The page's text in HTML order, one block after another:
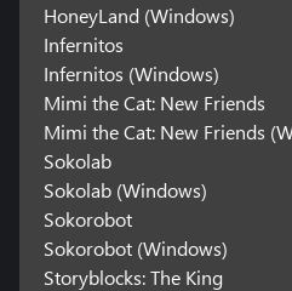
HoneyLand (Windows)
Infernitos
Infernitos (Windows)
Mimi the Cat: New Friends
Mimi the Cat: New Friends
Sokolab
Sokolab (Windows)
Sokorobot
Sokorobot (Windows)
Storyblocks: The King